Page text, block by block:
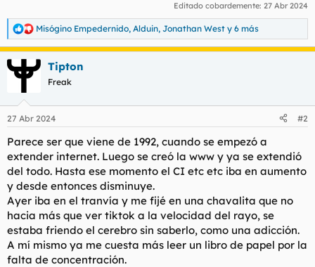
Editado cobardemente: 27 Abr 2024
R
e
a
c
c
e
:
Misógino Empedernido, Alduin, Jonathan West y 6 más
Tipton
Freak
27 Abr 2024 #2
Parece ser que viene de 1992, cuando se empezó a
extender internet. Luego se creó la www y ya se extendió
del todo. Hasta ese momento el CI etc etc iba en aumento
y desde entonces disminuye.
Ayer iba en el tranvía y me fijé en una chavalita que no
hacia más que ver tiktok a la velocidad del rayo, se
estaba friendo el cerebro sin saberlo, como una adicción.
A mí mismo ya me cuesta más leer un libro de papel por la
falta de concentración.